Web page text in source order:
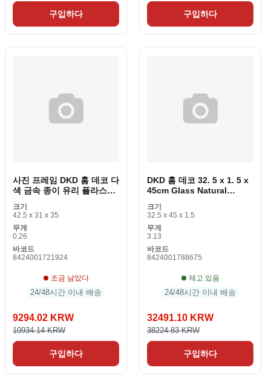
구입하다 구입하다
사진 프레임 DKD 홈 데코 다
색 금속 종이 유리 플라스틱
크기
42.5 x 31 x 35
무게
0.26
바코드
8424001721924
조금 남았다
24/48시간 이내 배송
9294.02 KRW
10934.14 KRW
구입하다
DKD 홈 데코 32. 5 x 1. 5 x
45cm Glass Natural
MDF
크기
32.5 x 45 x 1.5
무게
3.13
바코드
8424001788675
재고 있음
24/48시간 이내 배송
32491.10 KRW
38224.83 KRW
구입하다